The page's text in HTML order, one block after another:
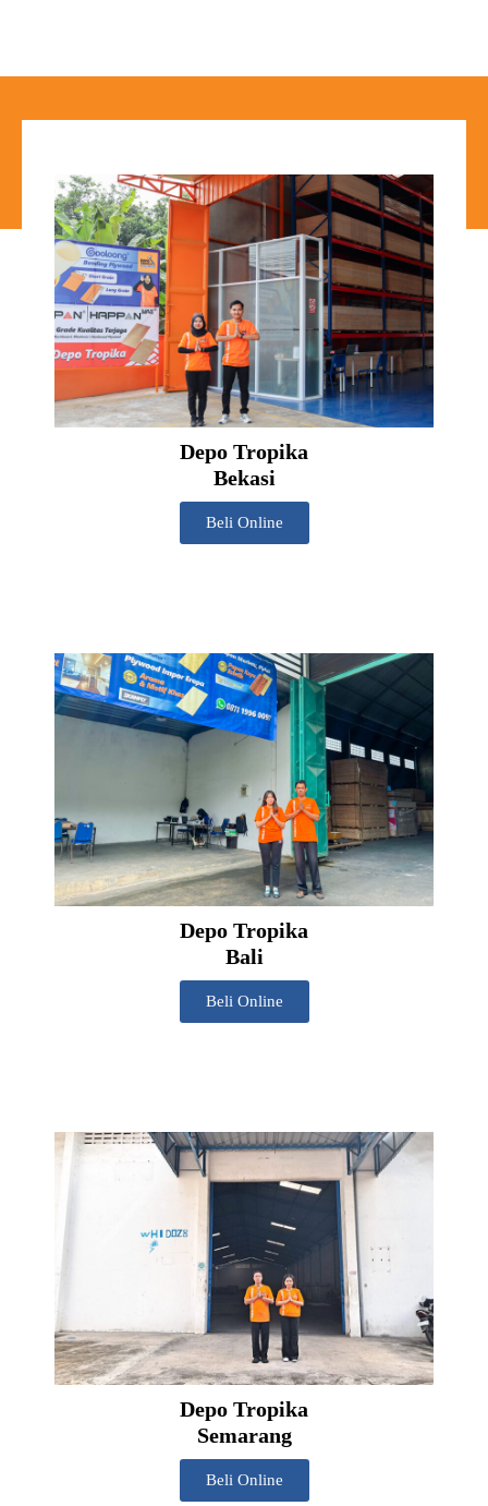
Depo Tropika
Bekasi
Beli Online
Depo Tropika
Bali
Beli Online
Depo Tropika
Semarang
Beli Online